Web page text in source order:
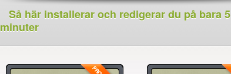
Så här installerar och redigerar du på bara 5
minuter